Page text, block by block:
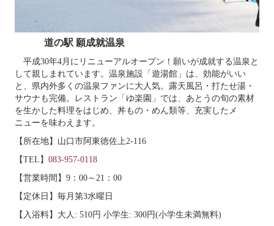
道の駅 願成就温泉
平成30年4 月にリニューアルオープン！願いが成就する温泉と
して親しまれています。温泉施設「遊湯館」は、効能がいい
と、県内外多くの温泉ファンに大人気。露天風呂・打たせ湯・
サウナも完備。レストラン「ゆ楽園」では、あとうの旬の素材
を生かした料理をはじめ、丼もの・めん類等、充実したメ
ニューを味わえます。
【所在地】山口市阿東徳佐上 2-116
【TEL 】083-957-0118
【営業時間】9 ：00～21 ：00
【定休日】毎月第3水曜日
【入浴料】大人 : 510円 小学生: 300円(小学生未満無料)